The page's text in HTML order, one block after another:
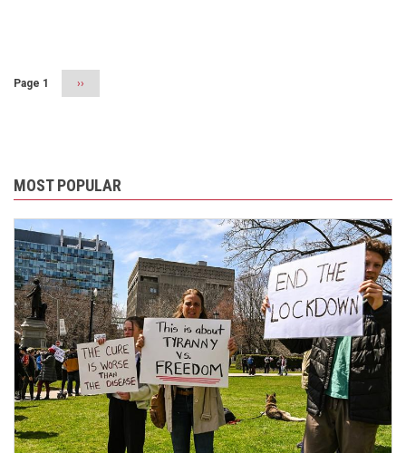
Page 1
Next
page
››
MOST POPULAR